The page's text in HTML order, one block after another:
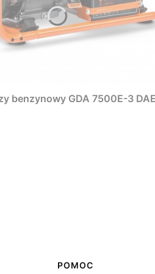
benzynowy GDA 7500E-3
POMOC